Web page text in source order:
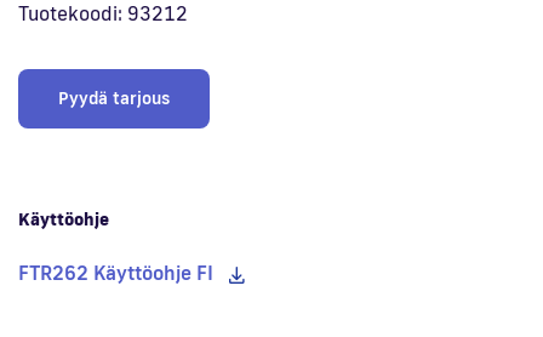
Tuotekoodi: 93212
Pyydä tarjous
Käyttöohje
FTR262 Käyttöohje FI